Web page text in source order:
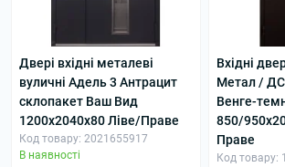
Двері вхідні металеві
вуличні Адель 3 Антрацит
склопакет Ваш Вид
1200х2040х80 Ліве/Праве
Код товару: 2021655917
В наявності
Вхідні
Метал /
Венге-
850/
Праве
Код товару: